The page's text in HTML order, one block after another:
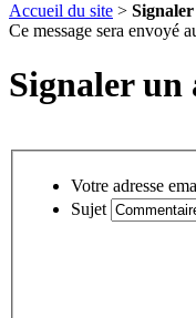
Accueil du site >
Ce message sera envoyé
Signaler un
Votre adresse
Sujet